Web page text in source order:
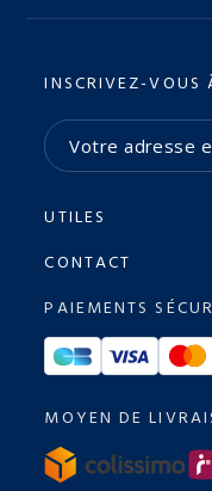
INSCRIVEZ-VOUS
UTILES
CONTACT
PAIEMENTS
MOYEN DE